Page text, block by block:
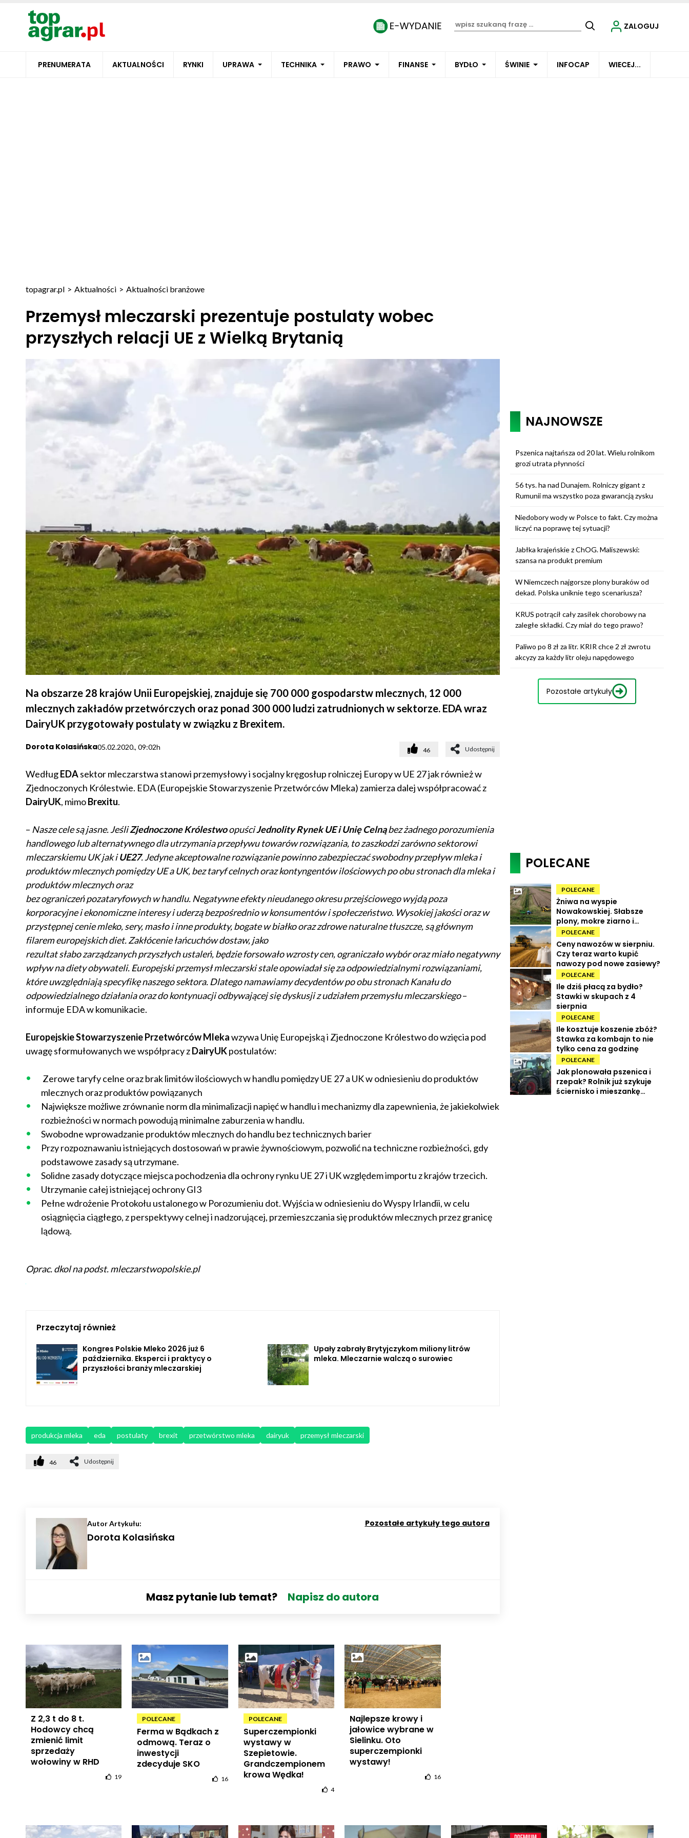
PRENUMERATA AKTUALNOŚCI RYNKI UPRAWA TECHNIKA PRAWO FINANSE BYDŁO ŚWINIE INFOCAP WIECEJ...
ZALOGUJ
topagrar.pl > Aktualności > Aktualności branżowe
Przemysł mleczarski prezentuje postulaty wobec
przyszłych relacji UE z Wielką Brytanią
Na obszarze 28 krajów Unii Europejskiej, znajduje się 700 000 gospodarstw mlecznych, 12 000
mlecznych zakładów przetwórczych oraz ponad 300 000 ludzi zatrudnionych w sektorze. EDA wraz
DairyUK przygotowały postulaty w związku z Brexitem.
Dorota Kolasińska05.02.2020., 09:02h 46 Udostępnij
WedługEDAsektor mleczarstwa stanowi przemysłowy i socjalny kręgosłup rolniczej Europy w UE 27 jak również w
Zjednoczonych Królestwie. EDA (Europejskie Stowarzyszenie Przetwórców Mleka) zamierza dalej współpracować z
DairyUK, mimoBrexitu.
– Nasze cele są jasne. JeśliZjednoczone KrólestwoopuściJednolity Rynek UE i Unię Celnąbez żadnego porozumienia
handlowego lub alternatywnego dla utrzymania przepływu towarów rozwiązania, to zaszkodzi zarówno sektorowi
mleczarskiemu UK jak iUE27. Jedyne akceptowalne rozwiązanie powinno zabezpieczać swobodny przepływ mleka i
produktów mlecznych pomiędzy UE a UK, bez taryf celnych oraz kontyngentów ilościowych po obu stronach dla mleka i
produktów mlecznych oraz
bez ograniczeń pozataryfowych w handlu. Negatywne efekty nieudanego okresu przejściowego wyjdą poza
korporacyjne i ekonomiczne interesy i uderzą bezpośrednio w konsumentów i społeczeństwo. Wysokiej jakości oraz w
przystępnej cenie mleko, sery, masło i inne produkty, bogate w białko oraz zdrowe naturalne tłuszcze, są głównym
filarem europejskich diet. Zakłócenie łańcuchów dostaw, jako
rezultat słabo zarządzanych przyszłych ustaleń, będzie forsowało wzrosty cen, ograniczało wybór oraz miało negatywny
wpływ na diety obywateli. Europejski przemysł mleczarski stale opowiadał się za odpowiedzialnymi rozwiązaniami,
które uwzględniają specyfikę naszego sektora. Dlatego namawiamy decydentów po obu stronach Kanału do
odpowiedzialnego działania oraz do kontynuacji odbywającej się dyskusji z udziałem przemysłu mleczarskiego–
informuje EDA w komunikacie.
Europejskie Stowarzyszenie Przetwórców Mlekawzywa Unię Europejską i Zjednoczone Królestwo do wzięcia pod
uwagę sformułowanych we współpracy zDairyUKpostulatów:
Zerowe taryfy celne oraz brak limitów ilościowych w handlu pomiędzy UE 27 a UK w odniesieniu do produktów
mlecznych oraz produktów powiązanych
Największe możliwe zrównanie norm dla minimalizacji napięć w handlu i mechanizmy dla zapewnienia, że jakiekolwiek
rozbieżności w normach powodują minimalne zaburzenia w handlu.
Swobodne wprowadzanie produktów mlecznych do handlu bez technicznych barier
Przy rozpoznawaniu istniejących dostosowań w prawie żywnościowym, pozwolić na techniczne rozbieżności, gdy
podstawowe zasady są utrzymane.
Solidne zasady dotyczące miejsca pochodzenia dla ochrony rynku UE 27 i UK względem importu z krajów trzecich.
Utrzymanie całej istniejącej ochrony GI3
Pełne wdrożenie Protokołu ustalonego w Porozumieniu dot. Wyjścia w odniesieniu do Wyspy Irlandii, w celu
osiągnięcia ciągłego, z perspektywy celnej i nadzorującej, przemieszczania się produktów mlecznych przez granicę
lądową.
Oprac. dkol na podst. mleczarstwopolskie.pl
Przeczytaj również
Kongres Polskie Mleko 2026 już 6
października. Eksperci i praktycy o
przyszłości branży mleczarskiej
Upały zabrały Brytyjczykom miliony litrów
mleka. Mleczarnie walczą o surowiec
produkcja mleka eda postulaty brexit przetwórstwo mleka dairyuk przemysł mleczarski
46 Udostępnij
Autor Artykułu:
Dorota Kolasińska
Pozostałe artykuły tego autora
Masz pytanie lub temat? Napisz do autora
NAJNOWSZE
Pszenica najtańsza od 20 lat. Wielu rolnikom
grozi utrata płynności
56 tys. ha nad Dunajem. Rolniczy gigant z
Rumunii ma wszystko poza gwarancją zysku
Niedobory wody w Polsce to fakt. Czy można
liczyć na poprawę tej sytuacji?
Jabłka krajeńskie z ChOG. Maliszewski:
szansa na produkt premium
W Niemczech najgorsze plony buraków od
dekad. Polska uniknie tego scenariusza?
KRUS potrącił cały zasiłek chorobowy na
zaległe składki. Czy miał do tego prawo?
Paliwo po 8 zł za litr. KRIR chce 2 zł zwrotu
akcyzy za każdy litr oleju napędowego
Pozostałe artykuły
POLECANE
POLECANE
Żniwa na wyspie
Nowakowskiej. Słabsze
plony, mokre ziarno i
wysokie koszty
POLECANE
Ceny nawozów w sierpniu.
Czy teraz warto kupić
nawozy pod nowe zasiewy?
POLECANE
Ile dziś płacą za bydło?
Stawki w skupach z 4
sierpnia
POLECANE
Ile kosztuje koszenie zbóż?
Stawka za kombajn to nie
tylko cena za godzinę
POLECANE
Jak plonowała pszenica i
rzepak? Rolnik już szykuje
ściernisko i mieszankę
Z 2,3 t do 8 t.
Hodowcy chcą
zmienić limit
sprzedaży
wołowiny w RHD
19
POLECANE
Ferma w Bądkach z
odmową. Teraz o
inwestycji
zdecyduje SKO
16
POLECANE
Superczempionki
wystawy w
Szepietowie.
Grandczempionem
krowa Wędka!
4
Najlepsze krowy i
jałowice wybrane w
Sielinku. Oto
superczempionki
wystawy!
16